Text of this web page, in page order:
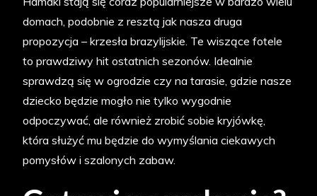
domach, podobnie z resztą jak nasza druga
propozycja – krzesła brazylijskie. Te wiszące fotele
to prawdziwy hit ostatnich sezonów. Idealnie
sprawdzą się w ogrodzie czy na tarasie, gdzie nasze
dziecko będzie mogło nie tylko wygodnie
odpoczywać, ale również zrobić sobie kryjówkę,
która służyć mu będzie do wymyślania ciekawych
pomysłów i szalonych zabaw.